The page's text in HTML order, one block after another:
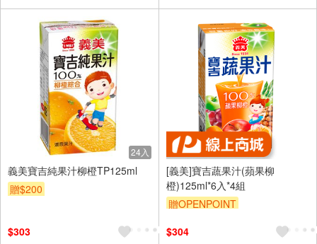
24入
義美寶吉純果汁柳橙TP125ml
贈$200
$303
[義美]寶吉蔬果汁(蘋果柳
橙)125ml*6入*4組
贈OPENPOINT
$304